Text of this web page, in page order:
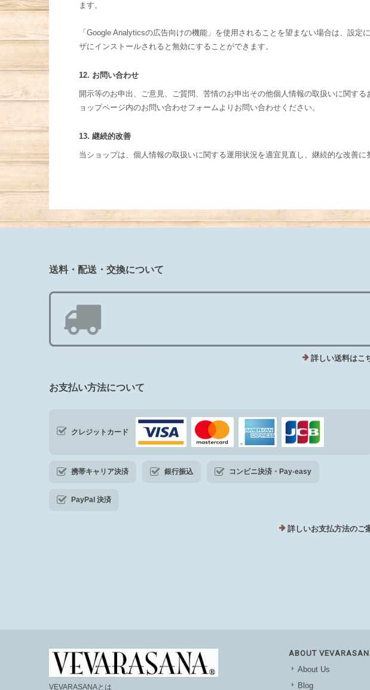
ます。
「Google Analyticsの広告向けの機能」を使用されることを望まない場合は、設
ザにインストールされると無効にすることができます。
12. お問い合わせ
開示等のお申出、ご意見、ご質問、苦情のお申出その他個人情報の取扱いに関す
ョップページ内のお問い合わせフォームよりお問い合わせください。
13. 継続的改善
当ショップは、個人情報の取扱いに関する運用状況を適宜見直し、継続的な改善
送料・配送・交換について
詳しい送料はこ
お支払い方法について
クレジットカード
携帯キャリア決済 銀行振込 コンビニ決済・Pay-easy
PayPal 決済
詳しいお支払方法のご
VEVARASANAとは
ABOUT
About Us
Blog